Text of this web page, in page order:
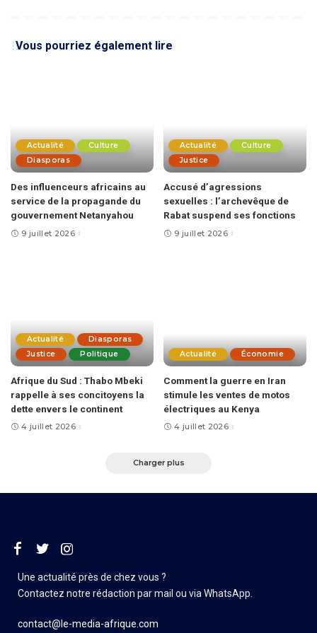
Vous pourriez également lire
Actualité
Culture
Diasporas
Des influenceurs africains au
service de la propagande du
gouvernement Netanyahou
9 juillet 2026
Actualité
Culture
Justice
Accusé d’agressions
sexuelles : l’archevêque de
Rabat suspend ses fonctions
9 juillet 2026
Actualité
Diasporas
Justice
Politique
Afrique du Sud : Thabo Mbeki
rappelle à ses concitoyens la
dette envers le continent
4 juillet 2026
Actualité Économie
Comment la guerre en Iran
stimule les ventes de motos
électriques au Kenya
4 juillet 2026
Charger plus
Une actualité près de chez vous ?
Contactez notre rédaction par mail ou via WhatsApp.
contact@le-media-afrique.com